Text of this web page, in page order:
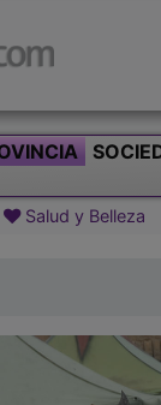
Salud y Belleza